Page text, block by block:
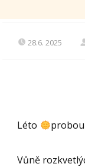
28.6. 2025
Léto
Vůně